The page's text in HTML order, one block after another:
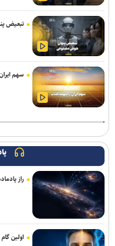
تردد روان در محور‌های شمالی
تداوم رگبار و رعدوبرق در
گردوخاک در نقاط مختلف کشور
تأکید معاون مهندسی سازمان بنادر
بندر امیرآباد
وزیر راه و شهرسازی: رسانه‌ها در
سفر تهیه کنید
مدنی‌زاده: رسانه‌های مسئول،
کارآمد هستند
خبرنگاران دیده‌بانان آگاه جامعه
تبعیض
سهم
راز
اولین